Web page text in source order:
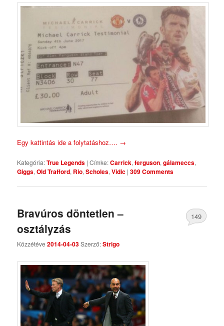
Egy kattintás ide a folytatáshoz…. →
Kategória:True Legends |Címke:Carrick,ferguson,gálameccs,
Giggs,Old Trafford, Rio,Scholes,Vidic |309 Comments
Bravúros döntetlen –
osztályzás
Közzétéve2014-04-03Szerző:Strigo
149